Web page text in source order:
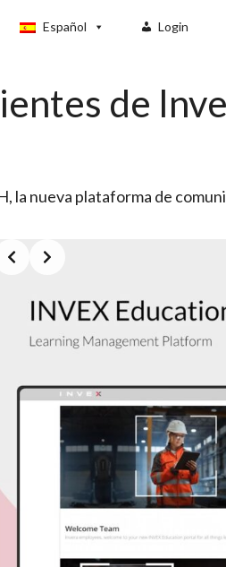
Login
Español
de
la nueva plataforma de
Slide 2 of 3